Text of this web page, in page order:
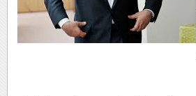
سلامت